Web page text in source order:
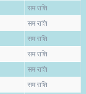
सम राशि
सम राशि
सम राशि
सम राशि
सम राशि
सम राशि